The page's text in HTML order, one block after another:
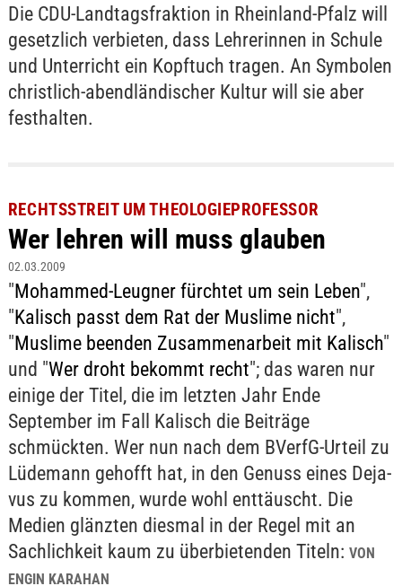
Die CDU-Landtagsfraktion in Rheinland-Pfalz will
gesetzlich verbieten, dass Lehrerinnen in Schule
und Unterricht ein Kopftuch tragen. An Symbolen
christlich-abendländischer Kultur will sie aber
festhalten.
RECHTSSTREIT UM THEOLOGIEPROFESSOR
Wer lehren will muss glauben
02.03.2009
"Mohammed-Leugner fürchtet um sein Leben",
"Kalisch passt dem Rat der Muslime nicht",
"Muslime beenden Zusammenarbeit mit Kalisch"
und "Wer droht bekommt recht"; das waren nur
einige der Titel, die im letzten Jahr Ende
September im Fall Kalisch die Beiträge
schmückten. Wer nun nach dem BVerfG-Urteil zu
Lüdemann gehofft hat, in den Genuss eines Deja-
vus zu kommen, wurde wohl enttäuscht. Die
Medien glänzten diesmal in der Regel mit an
Sachlichkeit kaum zu überbietenden Titeln: VON
ENGIN KARAHAN